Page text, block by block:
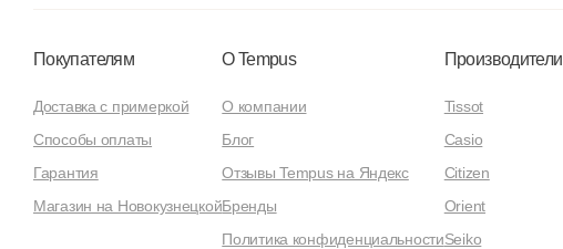
Покупателям
Доставка с примеркой
Способы оплаты
Гарантия
Магазин на Новокузнецкой
О Tempus
О компании
Блог
Отзывы Tempus на Яндекс
Бренды
Политика конфиденциальности
Производители
Tissot
Casio
Citizen
Orient
Seiko